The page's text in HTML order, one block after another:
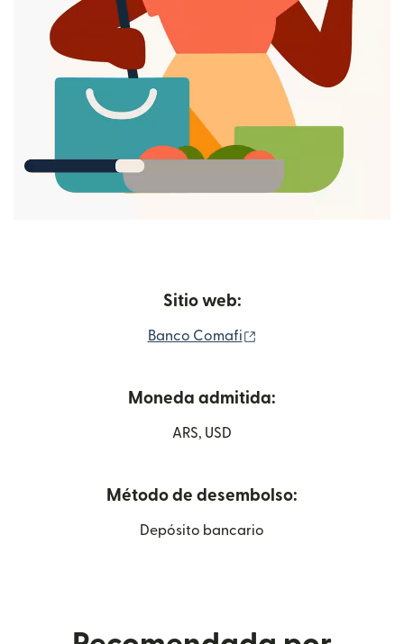
Sitio web:
Banco Comafi
Moneda admitida:
ARS, USD
Método de desembolso:
Depósito bancario